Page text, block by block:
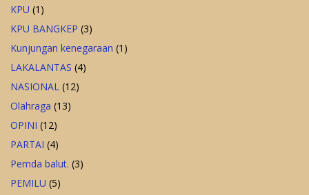
KPU (1)
KPU BANGKEP (3)
Kunjungan kenegaraan (1)
LAKALANTAS (4)
NASIONAL (12)
Olahraga (13)
OPINI (12)
PARTAI (4)
Pemda balut. (3)
PEMILU (5)